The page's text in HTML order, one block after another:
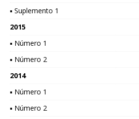
▪ Suplemento 1
2015
▪ Número 1
▪ Número 2
2014
▪ Número 1
▪ Número 2